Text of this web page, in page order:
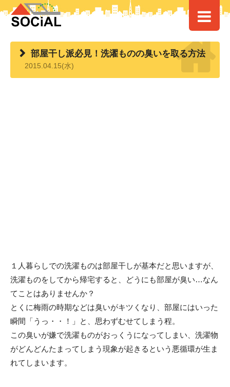
HOME>> 部屋干し派必見！洗濯ものの臭いを取る方法
部屋干し派必見！洗濯ものの臭いを取る方法
2015.04.15(水)
１人暮らしでの洗濯ものは部屋干しが基本だと思いますが、
洗濯ものをしてから帰宅すると、どうにも部屋が臭い…なん
てことはありませんか？
とくに梅雨の時期などは臭いがキツくなり、部屋にはいった
瞬間「うっ・・！」と、思わずむせてしまう程。
この臭いが嫌で洗濯ものがおっくうになってしまい、洗濯物
がどんどんたまってしまう現象が起きるという悪循環が生ま
れてしまいます。